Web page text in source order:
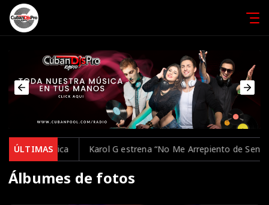
ÚLTIMAS Karol G estrena “No Me Arrepiento de Sentir
Álbumes de fotos